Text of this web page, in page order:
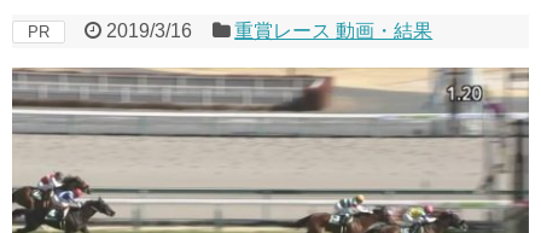
PR 2019/3/16 重賞レース 動画・結果